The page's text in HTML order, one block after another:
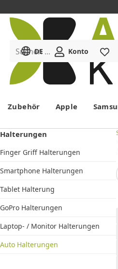
Menü
Suchen ...
DE Konto
Zubehör Apple
Halterungen
Finger Griff Halterungen
Smartphone Halterungen
Tablet Halterung
GoPro Halterungen
Laptop- / Monitor Halterungen
Auto Halterungen